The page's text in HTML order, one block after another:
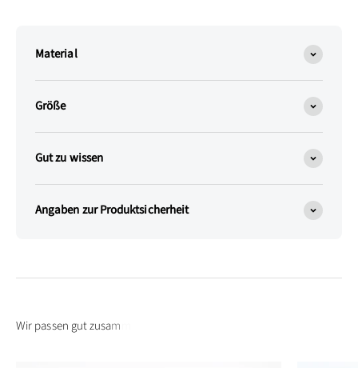
Material
Größe
Gut zu wissen
Angaben zur Produktsicherheit